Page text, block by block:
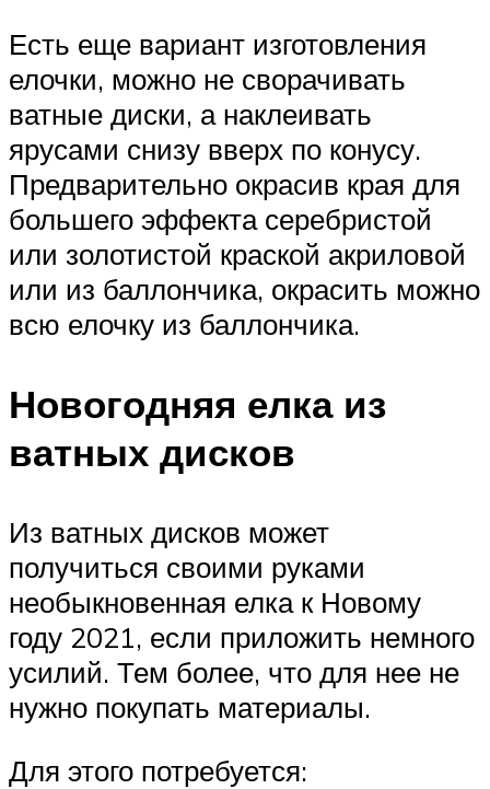
Есть еще вариант изготовления
елочки, можно не сворачивать
ватные диски, а наклеивать
ярусами снизу вверх по конусу.
Предварительно окрасив края для
большего эффекта серебристой
или золотистой краской акриловой
или из баллончика, окрасить можно
всю елочку из баллончика.
Новогодняя елка из
ватных дисков
Из ватных дисков может
получиться своими руками
необыкновенная елка к Новому
году 2021, если приложить немного
усилий. Тем более, что для нее не
нужно покупать материалы.
Для этого потребуется: